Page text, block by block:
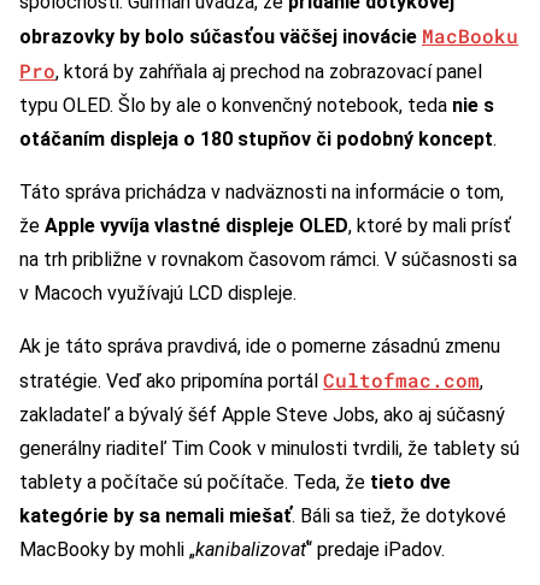
obrazovky by bolo súčasťou väčšej inovácie MacBooku
Pro, ktorá by zahŕňala aj prechod na zobrazovací panel
typu OLED. Šlo by ale o konvenčný notebook, teda nie s
otáčaním displeja o 180 stupňov či podobný koncept.
Táto správa prichádza v nadväznosti na informácie o tom,
že Apple vyvíja vlastné displeje OLED, ktoré by mali prísť
na trh približne v rovnakom časovom rámci. V súčasnosti sa
v Macoch využívajú LCD displeje.
Ak je táto správa pravdivá, ide o pomerne zásadnú zmenu
stratégie. Veď ako pripomína portál Cultofmac.com,
zakladateľ a bývalý šéf Apple Steve Jobs, ako aj súčasný
generálny riaditeľ Tim Cook v minulosti tvrdili, že tablety sú
tablety a počítače sú počítače. Teda, že tieto dve
kategórie by sa nemali miešať. Báli sa tiež, že dotykové
MacBooky by mohli „kanibalizovať“ predaje iPadov.